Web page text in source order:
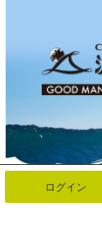
ログイン